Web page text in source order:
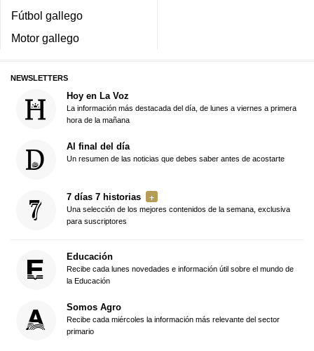
Fútbol gallego
Motor gallego
NEWSLETTERS
Hoy en La Voz
La información más destacada del día, de lunes a viernes a primera
hora de la mañana
Al final del día
Un resumen de las noticias que debes saber antes de acostarte
7 días 7 historias
Una selección de los mejores contenidos de la semana, exclusiva
para suscriptores
Educación
Recibe cada lunes novedades e información útil sobre el mundo de
la Educación
Somos Agro
Recibe cada miércoles la información más relevante del sector
primario